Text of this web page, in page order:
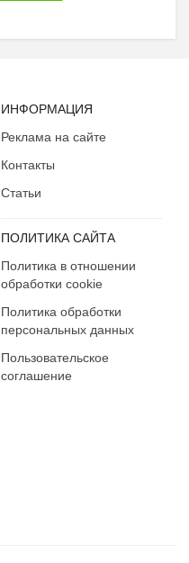
ИНФОРМАЦИЯ
Реклама на сайте
Контакты
Статьи
ПОЛИТИКА САЙТА
Политика в отношении
обработки cookie
Политика обработки
персональных данных
Пользовательское
соглашение